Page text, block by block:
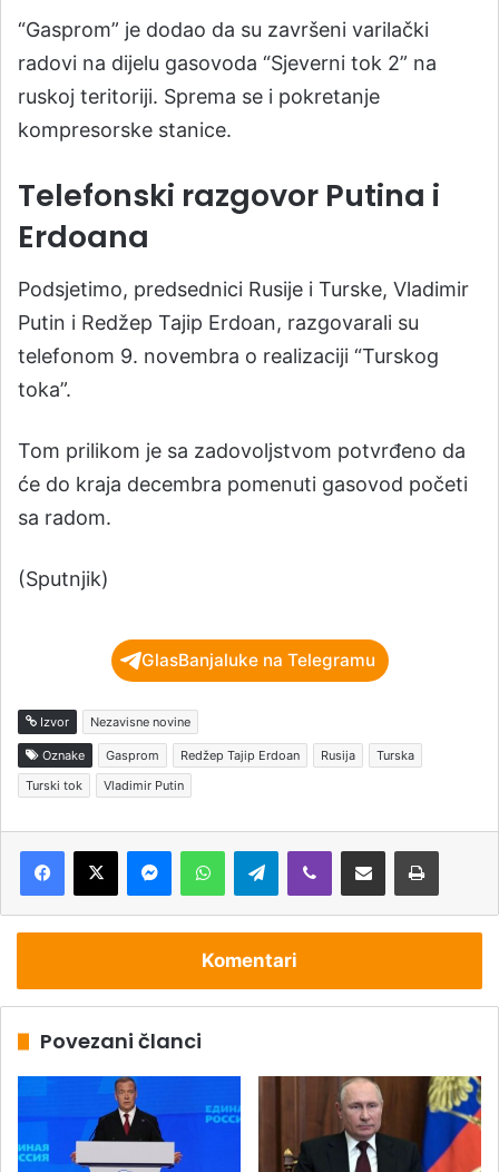
“Gasprom” je dodao da su završeni varilački
radovi na dijelu gasovoda “Sjeverni tok 2” na
ruskoj teritoriji. Sprema se i pokretanje
kompresorske stanice.
Telefonski razgovor Putina i
Erdoana
Podsjetimo, predsednici Rusije i Turske, Vladimir
Putin i Redžep Tajip Erdoan, razgovarali su
telefonom 9. novembra o realizaciji “Turskog
toka”.
Tom prilikom je sa zadovoljstvom potvrđeno da
će do kraja decembra pomenuti gasovod početi
sa radom.
(Sputnjik)
GlasBanjaluke na Telegramu
Izvor Nezavisne novine
Oznake Gasprom Redžep Tajip Erdoan Rusija
Turska
Turski tok
Vladimir Putin
Telegram
Komentari
Povezani članci